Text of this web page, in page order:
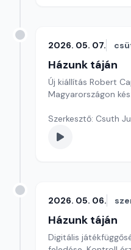
2026. 05. 07.
Házunk táján
Új kiállítás Robert
Magyarországon
Szerkesztő: Csuth
2026. 05. 06.
Házunk táján
Digitális